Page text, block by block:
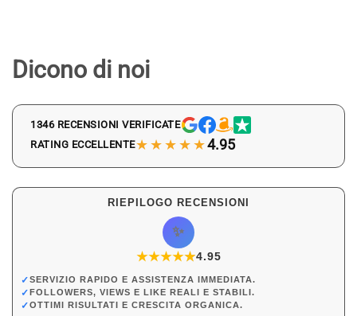
Dicono di noi
1346 RECENSIONI VERIFICATE
RATING ECCELLENTE★★★★★4.95
RIEPILOGO RECENSIONI
✨
★★★★★
★4.95
✓SERVIZIO RAPIDO E ASSISTENZA IMMEDIATA.
✓FOLLOWERS, VIEWS E LIKE REALI E STABILI.
✓OTTIMI RISULTATI E CRESCITA ORGANICA.